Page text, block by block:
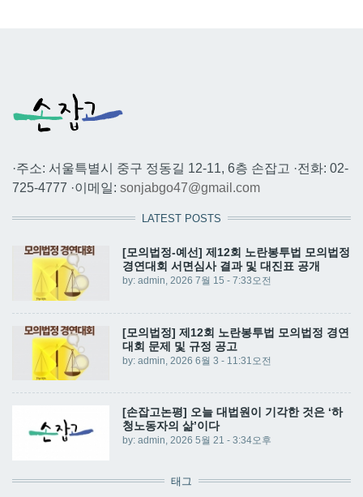
·주소: 서울특별시 중구 정동길 12-11, 6층 손잡고 ·전화: 02-
725-4777 ·이메일: sonjabgo47@gmail.com
LATEST POSTS
[모의법정-예선] 제12회 노란봉투법 모의법정
경연대회 서면심사 결과 및 대진표 공개
by: admin, 2026 7월 15 - 7:33오전
[모의법정] 제12회 노란봉투법 모의법정 경연
대회 문제 및 규정 공고
by: admin, 2026 6월 3 - 11:31오전
[손잡고논평] 오늘 대법원이 기각한 것은 ‘하
청노동자의 삶’이다
by: admin, 2026 5월 21 - 3:34오후
태그